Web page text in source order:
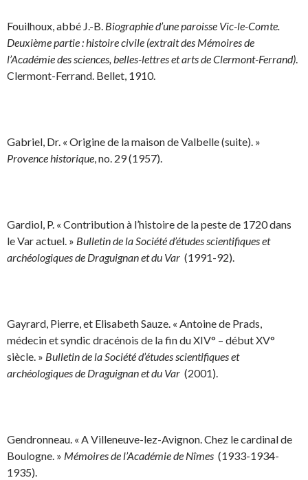
Fouilhoux, abbé J.-B. Biographie d’une paroisse Vic-le-Comte.
Deuxième partie : histoire civile (extrait des Mémoires de
l’Académie des sciences, belles-lettres et arts de Clermont-Ferrand).
Clermont-Ferrand. Bellet, 1910.
Gabriel, Dr. « Origine de la maison de Valbelle (suite). »
Provence historique, no. 29 (1957).
Gardiol, P. « Contribution à l’histoire de la peste de 1720 dans
le Var actuel. » Bulletin de la Société d’études scientifiques et
archéologiques de Draguignan et du Var (1991-92).
Gayrard, Pierre, et Elisabeth Sauze. « Antoine de Prads,
médecin et syndic dracénois de la fin du XIV° – début XV°
siècle. » Bulletin de la Société d’études scientifiques et
archéologiques de Draguignan et du Var (2001).
Gendronneau. « A Villeneuve-lez-Avignon. Chez le cardinal de
Boulogne. » Mémoires de l’Académie de Nîmes (1933-1934-
1935).